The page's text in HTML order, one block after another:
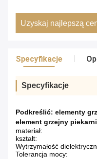
Uzyskaj najlepszą
Specyfikacje
Specyfikacje
Podkreślić: elementy
element grzejny
materiał:
kształt:
Wytrzymałość
Tolerancja mocy: